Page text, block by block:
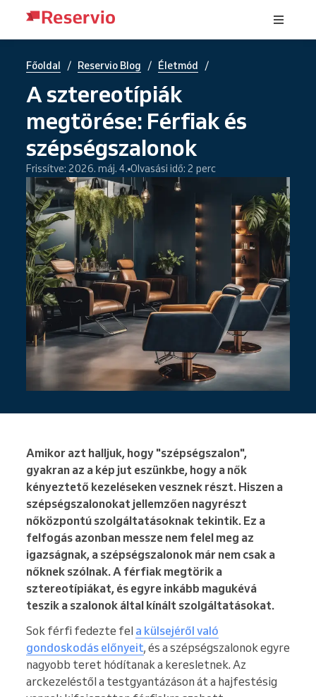
Főoldal / Reservio Blog / Életmód /
A sztereotípiák
megtörése: Férfiak és
szépségszalonok
Frissítve: 2026. máj. 4. Olvasási idő: 2 perc
Amikor azt halljuk, hogy "szépségszalon",
gyakran az a kép jut eszünkbe, hogy a nők
kényeztető kezeléseken vesznek részt. Hiszen a
szépségszalonokat jellemzően nagyrészt
nőközpontú szolgáltatásoknak tekintik. Ez a
felfogás azonban messze nem felel meg az
igazságnak, a szépségszalonok már nem csak a
nőknek szólnak. A férfiak megtörik a
sztereotípiákat, és egyre inkább magukévá
teszik a szalonok által kínált szolgáltatásokat.
Sok férfi fedezte fel a külsejéről való
gondoskodás előnyeit, és a szépségszalonok egyre
nagyobb teret hódítanak a keresletnek. Az
arckezeléstől a testgyantázáson át a hajfestésig